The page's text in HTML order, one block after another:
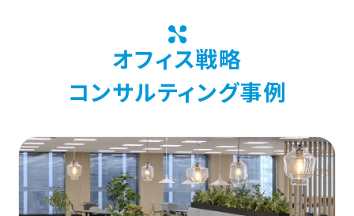
オフィス戦略
コンサルティング事例